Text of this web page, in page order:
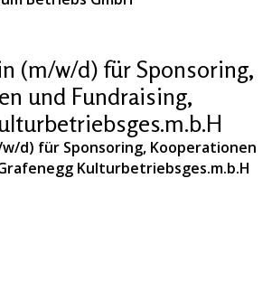
(m/w/d) für Sponsoring,
und Fundraising,
d) für Sponsoring, Kooperationen
Kulturbetriebsges.m.b.H